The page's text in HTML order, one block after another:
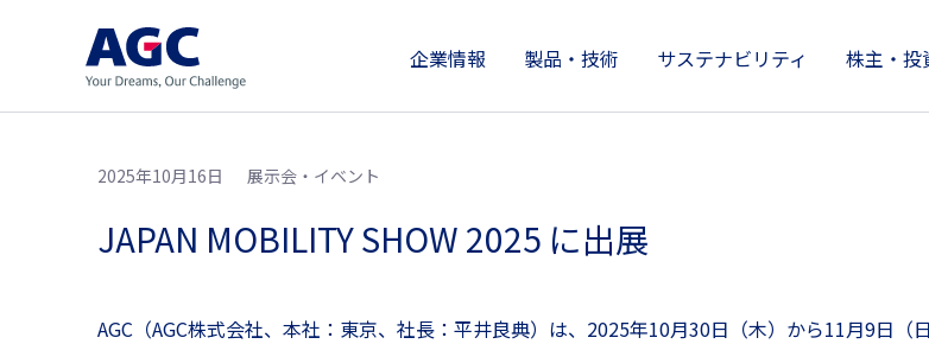
企業情報
企業情報
製品・技術
製品情報
技術開発とイノベー
サステナビリティ
サステナビリティ
株主・投
株主・投資家情報
2025年10月16日
展示会・イベント
JAPAN MOBILITY SHOW 2025 に出展
AGC（AGC株式会社、本社：東京、社長：平井良典）は、2025年10月30日（木）から11月9日